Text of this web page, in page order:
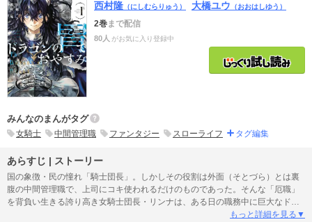
西村隆 （にしむらりゅう） 大橋ユウ （おおはしゆう）
2巻まで配信
80人 がお気に入り登録中
みんなのまんがタグ
女騎士 中間管理職 ファンタジー スローライフ タグ編集
あらすじ | ストーリー
国の象徴・民の憧れ「騎士団長」。しかしその役割は外面（そとづら）とは裏
腹の中間管理職で、上司にコキ使われるだけのものであった。そんな「厄職」
を背負い生きる誇り高き女騎士団長・リンナは、ある日の職務中に巨大なドラ
ゴンに遭遇。国のため応戦するも、日々の激務の疲れがたたり、無惨にも食べ
もっと詳細を見る▼